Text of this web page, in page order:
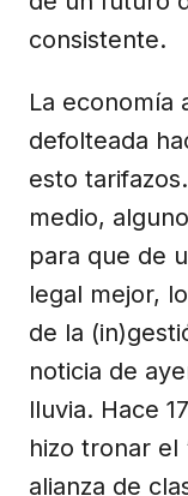
consistente.
La economía
defolteada
esto
medio,
para que de
legal mejor,
de la
noticia de
lluvia. Hace
hizo tronar el
alianza de